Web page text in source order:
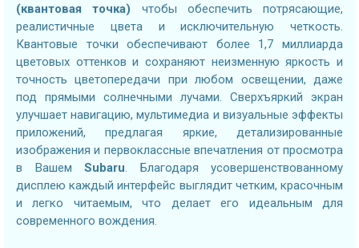
(квантовая точка) чтобы обеспечить потрясающие,
реалистичные цвета и исключительную четкость.
Квантовые точки обеспечивают более 1,7 миллиарда
цветовых оттенков и сохраняют неизменную яркость и
точность цветопередачи при любом освещении, даже
под прямыми солнечными лучами. Сверхъяркий экран
улучшает навигацию, мультимедиа и визуальные эффекты
приложений, предлагая яркие, детализированные
изображения и первоклассные впечатления от просмотра
в Вашем Subaru. Благодаря усовершенствованному
дисплею каждый интерфейс выглядит четким, красочным
и легко читаемым, что делает его идеальным для
современного вождения.